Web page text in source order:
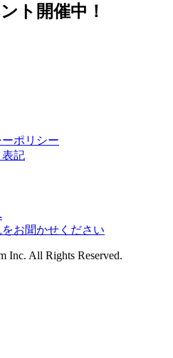
ト開催中！
ポリシー
記
お聞かせください
Inc. All Rights Reserved.